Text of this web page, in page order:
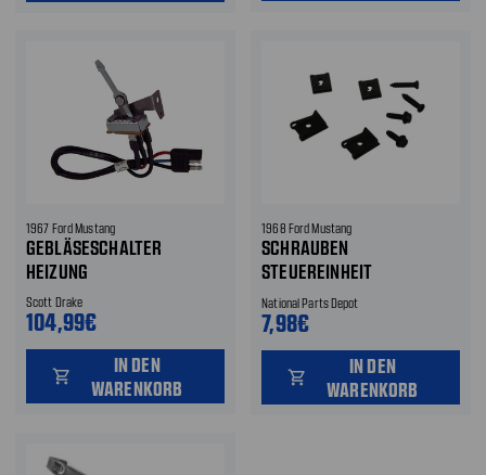
1967 Ford Mustang
GEBLÄSESCHALTER
HEIZUNG
Scott Drake
104,99€
shopping_cart
IN DEN
WARENKORB
1968 Ford Mustang
SCHRAUBEN
STEUEREINHEIT
HEIZUNG/KLIMAANLAGE
National Parts Depot
7,98€
shopping_cart
IN DEN
WARENKORB